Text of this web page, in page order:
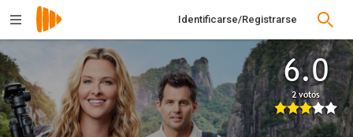
Identificarse/Registrarse
6.0
2 votos